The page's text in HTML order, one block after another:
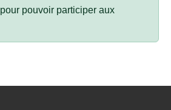
pour pouvoir participer aux